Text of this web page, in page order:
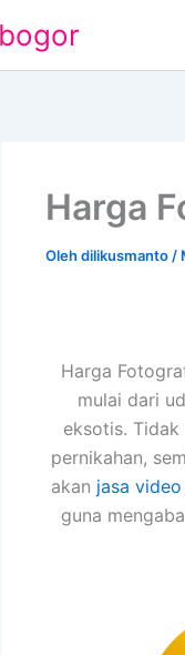
Harga
Olehdilikusmanto /
Harga
mulai dari
eksotis.
pernikahan,
akan jasa
guna